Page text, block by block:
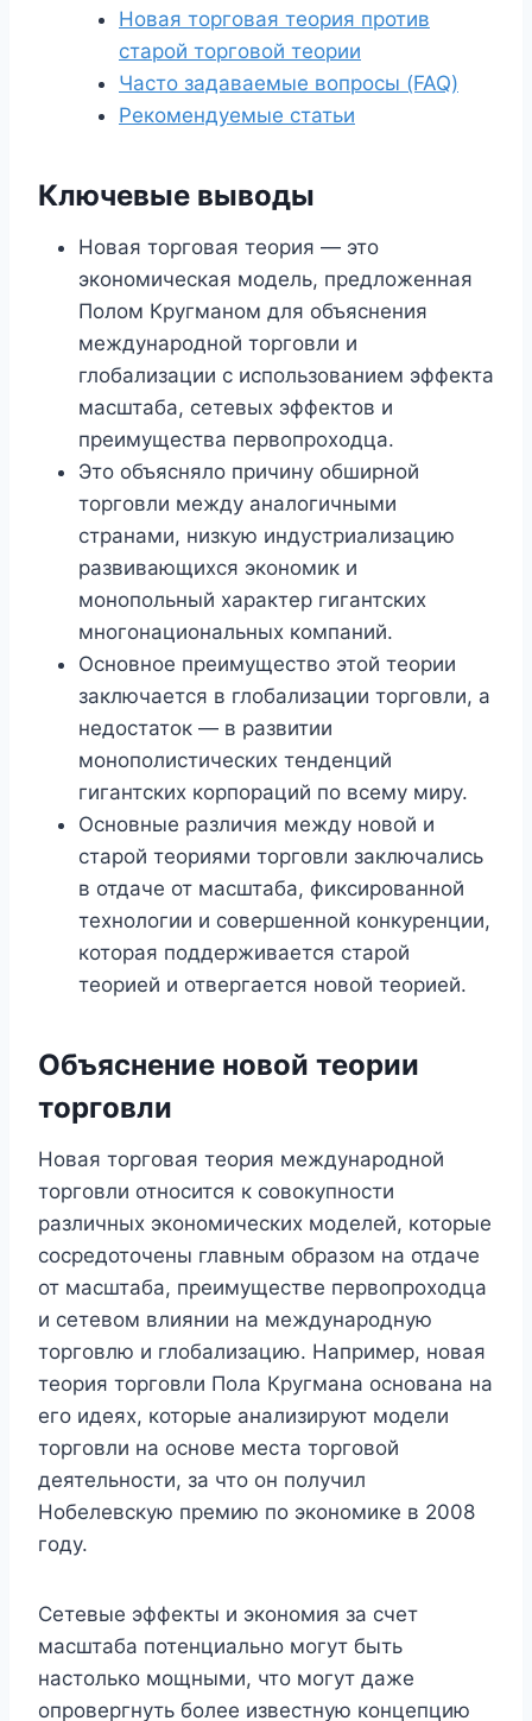
Новая торговая теория против
старой торговой теории
Часто задаваемые вопросы (FAQ)
Рекомендуемые статьи
Ключевые выводы
Новая торговая теория — это
экономическая модель, предложенная
Полом Кругманом для объяснения
международной торговли и
глобализации с использованием эффекта
масштаба, сетевых эффектов и
преимущества первопроходца.
Это объясняло причину обширной
торговли между аналогичными
странами, низкую индустриализацию
развивающихся экономик и
монопольный характер гигантских
многонациональных компаний.
Основное преимущество этой теории
заключается в глобализации торговли, а
недостаток — в развитии
монополистических тенденций
гигантских корпораций по всему миру.
Основные различия между новой и
старой теориями торговли заключались
в отдаче от масштаба, фиксированной
технологии и совершенной конкуренции,
которая поддерживается старой
теорией и отвергается новой теорией.
Объяснение новой теории
торговли
Новая торговая теория международной
торговли относится к совокупности
различных экономических моделей, которые
сосредоточены главным образом на отдаче
от масштаба, преимуществе первопроходца
и сетевом влиянии на международную
торговлю и глобализацию. Например, новая
теория торговли Пола Кругмана основана на
его идеях, которые анализируют модели
торговли на основе места торговой
деятельности, за что он получил
Нобелевскую премию по экономике в 2008
году.
Сетевые эффекты и экономия за счет
масштаба потенциально могут быть
настолько мощными, что могут даже
опровергнуть более известную концепцию